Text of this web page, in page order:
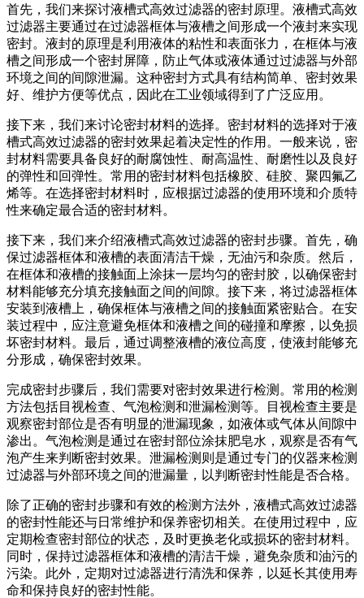
首先，我们来探讨液槽式高效过滤器的密封原理。液槽式高效
过滤器主要通过在过滤器框体与液槽之间形成一个液封来实现
密封。液封的原理是利用液体的粘性和表面张力，在框体与液
槽之间形成一个密封屏障，防止气体或液体通过过滤器与外部
环境之间的间隙泄漏。这种密封方式具有结构简单、密封效果
好、维护方便等优点，因此在工业领域得到了广泛应用。
接下来，我们来讨论密封材料的选择。密封材料的选择对于液
槽式高效过滤器的密封效果起着决定性的作用。一般来说，密
封材料需要具备良好的耐腐蚀性、耐高温性、耐磨性以及良好
的弹性和回弹性。常用的密封材料包括橡胶、硅胶、聚四氟乙
烯等。在选择密封材料时，应根据过滤器的使用环境和介质特
性来确定最合适的密封材料。
接下来，我们来介绍液槽式高效过滤器的密封步骤。首先，确
保过滤器框体和液槽的表面清洁干燥，无油污和杂质。然后，
在框体和液槽的接触面上涂抹一层均匀的密封胶，以确保密封
材料能够充分填充接触面之间的间隙。接下来，将过滤器框体
安装到液槽上，确保框体与液槽之间的接触面紧密贴合。在安
装过程中，应注意避免框体和液槽之间的碰撞和摩擦，以免损
坏密封材料。最后，通过调整液槽的液位高度，使液封能够充
分形成，确保密封效果。
完成密封步骤后，我们需要对密封效果进行检测。常用的检测
方法包括目视检查、气泡检测和泄漏检测等。目视检查主要是
观察密封部位是否有明显的泄漏现象，如液体或气体从间隙中
渗出。气泡检测是通过在密封部位涂抹肥皂水，观察是否有气
泡产生来判断密封效果。泄漏检测则是通过专门的仪器来检测
过滤器与外部环境之间的泄漏量，以判断密封性能是否合格。
除了正确的密封步骤和有效的检测方法外，液槽式高效过滤器
的密封性能还与日常维护和保养密切相关。在使用过程中，应
定期检查密封部位的状态，及时更换老化或损坏的密封材料。
同时，保持过滤器框体和液槽的清洁干燥，避免杂质和油污的
污染。此外，定期对过滤器进行清洗和保养，以延长其使用寿
命和保持良好的密封性能。